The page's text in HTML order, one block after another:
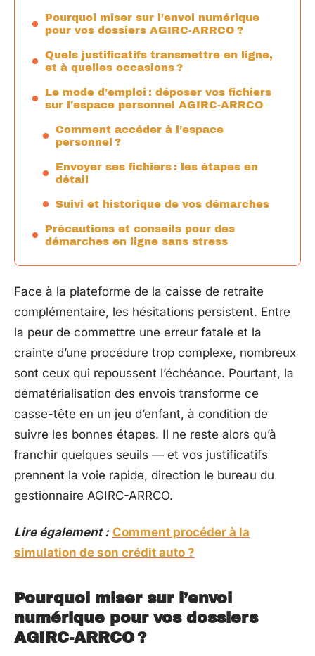
Pourquoi miser sur l’envoi numérique
pour vos dossiers AGIRC-ARRCO ?
Quels justificatifs transmettre en ligne,
et à quelles occasions ?
Le mode d’emploi : déposer vos fichiers
sur l’espace personnel AGIRC-ARRCO
Comment accéder à l’espace
personnel ?
Envoyer ses fichiers : les étapes en
détail
Suivi et historique de vos démarches
Précautions et conseils pour des
démarches en ligne sans stress
Face à la plateforme de la caisse de retraite
complémentaire, les hésitations persistent. Entre
la peur de commettre une erreur fatale et la
crainte d’une procédure trop complexe, nombreux
sont ceux qui repoussent l’échéance. Pourtant, la
dématérialisation des envois transforme ce
casse-tête en un jeu d’enfant, à condition de
suivre les bonnes étapes. Il ne reste alors qu’à
franchir quelques seuils — et vos justificatifs
prennent la voie rapide, direction le bureau du
gestionnaire AGIRC-ARRCO.
Lire également : Comment procéder à la
simulation de son crédit auto ?
Pourquoi miser sur l’envoi
numérique pour vos dossiers
AGIRC-ARRCO ?